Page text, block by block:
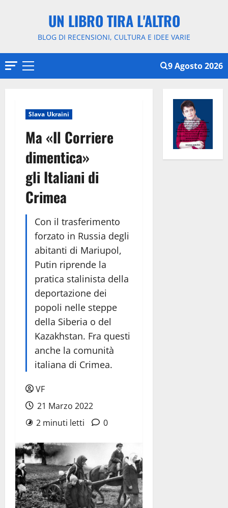
UN LIBRO TIRA L'ALTRO
BLOG DI RECENSIONI, CULTURA E IDEE VARIE
Menu
9 Agosto 2026
Slava Ukraini
Ma «Il Corriere
dimentica»
gli Italiani di
Crimea
Con il trasferimento
forzato in Russia degli
abitanti di Mariupol,
Putin riprende la
pratica stalinista della
deportazione dei
popoli nelle steppe
della Siberia o del
Kazakhstan. Fra questi
anche la comunità
italiana di Crimea.
VF
21 Marzo 2022
2 minuti letti
0